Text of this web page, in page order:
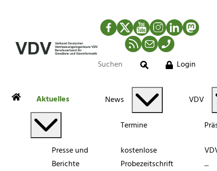
Facebook
TwitterYouTubeInstagram
LinkedIn
RSS-Newsfeed
MailTelefon
Suche
Login
Aktuelles
Presse und
Berichte
News
Termine
kostenlose
Probezeitschrift
VDV
...